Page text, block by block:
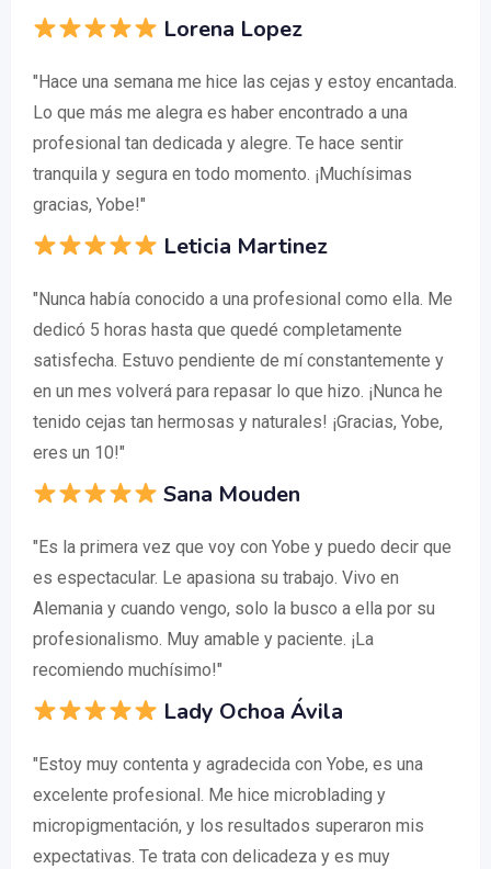
Lorena Lopez
"Hace una semana me hice las cejas y estoy encantada.
Lo que más me alegra es haber encontrado a una
profesional tan dedicada y alegre. Te hace sentir
tranquila y segura en todo momento. ¡Muchísimas
gracias, Yobe!"
Leticia Martinez
"Nunca había conocido a una profesional como ella. Me
dedicó 5 horas hasta que quedé completamente
satisfecha. Estuvo pendiente de mí constantemente y
en un mes volverá para repasar lo que hizo. ¡Nunca he
tenido cejas tan hermosas y naturales! ¡Gracias, Yobe,
eres un 10!"
Sana Mouden
"Es la primera vez que voy con Yobe y puedo decir que
es espectacular. Le apasiona su trabajo. Vivo en
Alemania y cuando vengo, solo la busco a ella por su
profesionalismo. Muy amable y paciente. ¡La
recomiendo muchísimo!"
Lady Ochoa Ávila
"Estoy muy contenta y agradecida con Yobe, es una
excelente profesional. Me hice microblading y
micropigmentación, y los resultados superaron mis
expectativas. Te trata con delicadeza y es muy